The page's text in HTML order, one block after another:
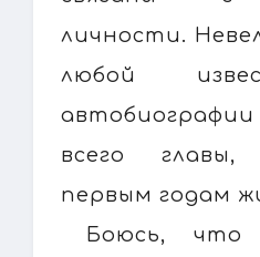
личности.
любой
всего главы,
первым годам
Боюсь, что